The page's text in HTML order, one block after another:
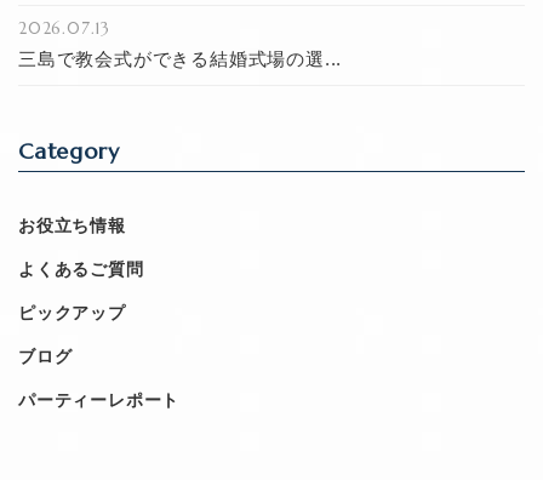
2026.07.13
三島で教会式ができる結婚式場の選...
Category
お役立ち情報
よくあるご質問
ピックアップ
ブログ
パーティーレポート